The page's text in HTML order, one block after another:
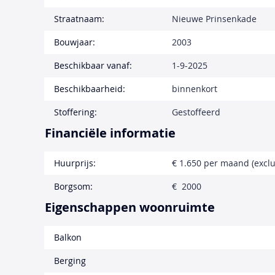
Straatnaam:
Nieuwe Prinsenkade
Bouwjaar:
2003
Beschikbaar vanaf:
1-9-2025
Beschikbaarheid:
binnenkort
Stoffering:
Gestoffeerd
Financiële informatie
Huurprijs:
€ 1.650 per maand
Borgsom:
€ 2000
Eigenschappen woonruimte
Balkon
Berging